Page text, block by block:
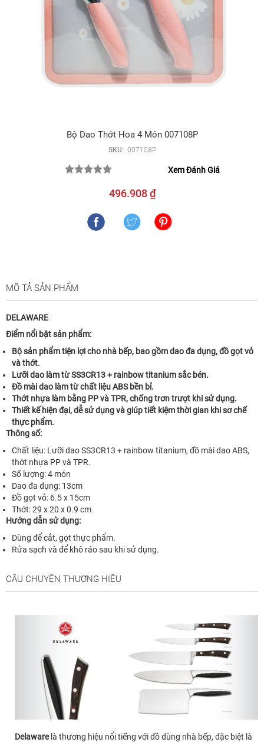
Bộ Dao Thớt Hoa 4 Món 007108P
SKU: 007108P
Xem Đánh Giá
496.908 ₫
MÔ TẢ SẢN PHẨM
DELAWARE
Điểm nổi bật sản phẩm:
Bộ sản phẩm tiện lợi cho nhà bếp, bao gồm dao đa dụng, đồ gọt vỏ
và thớt.
Lưỡi dao làm từ SS3CR13 + rainbow titanium sắc bén.
Đồ mài dao làm từ chất liệu ABS bền bỉ.
Thớt nhựa làm bằng PP và TPR, chống trơn trượt khi sử dụng.
Thiết kế hiện đại, dễ sử dụng và giúp tiết kiệm thời gian khi sơ chế
thực phẩm.
Thông số:
Chất liệu: Lưỡi dao SS3CR13 + rainbow titanium, đồ mài dao ABS,
thớt nhựa PP và TPR.
Số lượng: 4 món
Dao đa dụng: 13cm
Đồ gọt vỏ: 6.5 x 15cm
Thớt: 29 x 20 x 0.9 cm
Hướng dẫn sử dụng:
Dùng để cắt, gọt thực phẩm.
Rửa sạch và để khô ráo sau khi sử dụng.
CÂU CHUYỆN THƯƠNG HIỆU
Delawarelà thương hiệu nổi tiếng với đồ dùng nhà bếp, đặc biệt là